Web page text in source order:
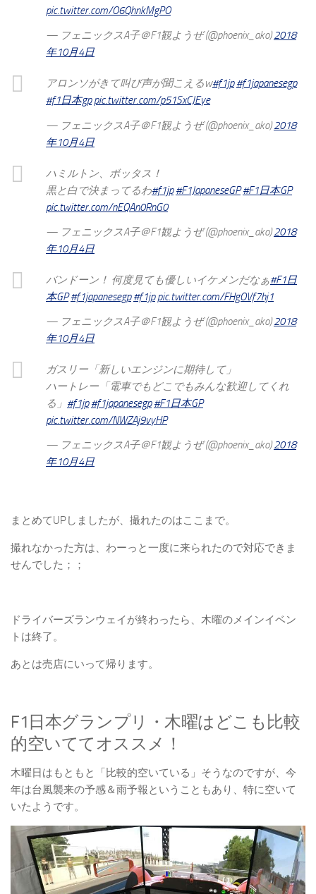
pic.twitter.com/O6QhnkMgPO
— フェニックスA子＠F1観ようぜ (@phoenix_ako)2018
年10月4日
アロンソがきて叫び声が聞こえるw#f1jp #f1japanesegp
#f1日本gp pic.twitter.com/p51SxCJEye
— フェニックスA子＠F1観ようぜ (@phoenix_ako)2018
年10月4日
ハミルトン、ボッタス！
黒と白で決まってるわ#f1jp #F1JapaneseGP #F1日本GP
pic.twitter.com/nEQAn0RnG0
— フェニックスA子＠F1観ようぜ (@phoenix_ako)2018
年10月4日
バンドーン！ 何度見ても優しいイケメンだなぁ#F1日
本GP #f1japanesegp #f1jp pic.twitter.com/FHgOVf7hj1
— フェニックスA子＠F1観ようぜ (@phoenix_ako)2018
年10月4日
ガスリー「新しいエンジンに期待して」
ハートレー「電車でもどこでもみんな歓迎してくれ
る」 #f1jp #f1japanesegp #F1日本GP
pic.twitter.com/NWZAj9vyHP
— フェニックスA子＠F1観ようぜ (@phoenix_ako)2018
年10月4日
まとめてUPしましたが、撮れたのはここまで。
撮れなかった方は、わーっと一度に来られたので対応できま
せんでした；；
ドライバーズランウェイが終わったら、木曜のメインイベン
トは終了。
あとは売店にいって帰ります。
F1日本グランプリ・木曜はどこも比較
的空いててオススメ！
木曜日はもともと「比較的空いている」そうなのですが、今
年は台風襲来の予感＆雨予報ということもあり、特に空いて
いたようです。